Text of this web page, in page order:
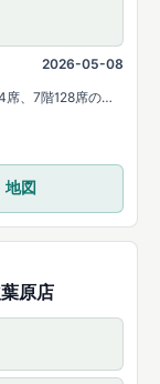
2026-05-08
、7階128席のデ
地図
原店